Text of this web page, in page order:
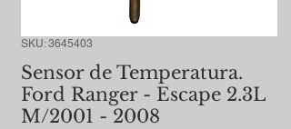
SKU: 3645403
Sensor de Temperatura.
Ford Ranger - Escape 2.3L
M/2001 - 2008